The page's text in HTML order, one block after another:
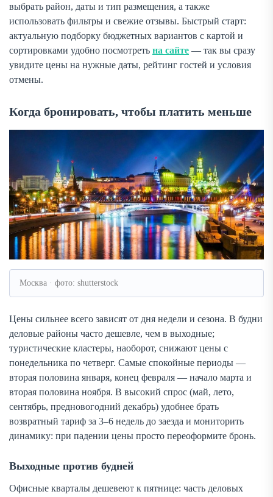
выбрать район, даты и тип размещения, а также
использовать фильтры и свежие отзывы. Быстрый старт:
актуальную подборку бюджетных вариантов с картой и
сортировками удобно посмотреть на сайте — так вы сразу
увидите цены на нужные даты, рейтинг гостей и условия
отмены.
Когда бронировать, чтобы платить меньше
Москва · фото: shutterstock
Цены сильнее всего зависят от дня недели и сезона. В будни
деловые районы часто дешевле, чем в выходные;
туристические кластеры, наоборот, снижают цены с
понедельника по четверг. Самые спокойные периоды —
вторая половина января, конец февраля — начало марта и
вторая половина ноября. В высокий спрос (май, лето,
сентябрь, предновогодний декабрь) удобнее брать
возвратный тариф за 3–6 недель до заезда и мониторить
динамику: при падении цены просто переоформите бронь.
Выходные против будней
Офисные кварталы дешевеют к пятнице: часть деловых